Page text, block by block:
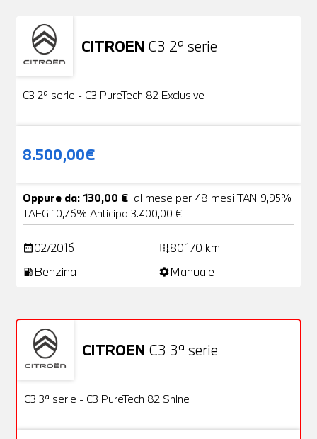
CITROEN C3 2ª serie
Usato
C3 2ª serie - C3 PureTech 82 Exclusive
8.500,00€
Oppure da: 130,00 € al mese per 48 mesi TAN 9,95%
TAEG 10,76% Anticipo 3.400,00 €
date_range02/2016 add_road80.170 km
local_gas_station Benzina settingsManuale
CITROEN C3 3ª serie
OFFERTA
Usato
C3 3ª serie - C3 PureTech 82 Shine